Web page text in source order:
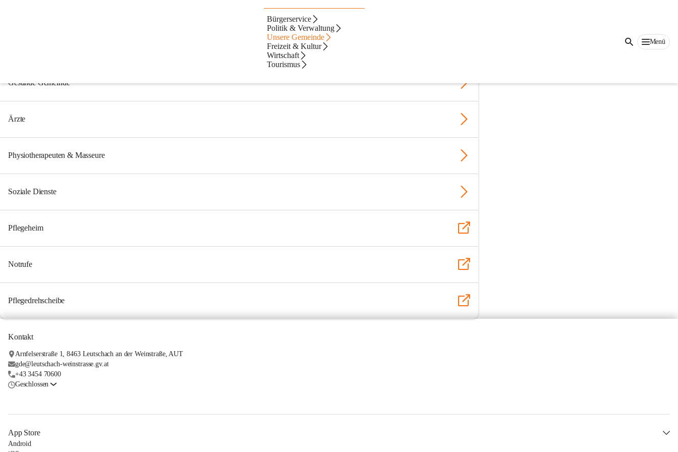
Bürgerservice
Politik & Verwaltung
Unsere Gemeinde
Freizeit & Kultur
Wirtschaft
Tourismus
Menü
Eine gesunde Gemeinde bezieht sich nicht nur auf das allgemeine Wohlbefinden jedes Einzelnen, sondern auch auf ein funktionierendes Miteinander
Die Förderung des Einzelnen wird bei uns ebenso groß geschrieben, wie der positive, soziale Kontakt zwischen allen Menschen.
Gesunde Gemeinde
Ärzte
Physiotherapeuten & Masseure
Soziale Dienste
Pflegeheim
Notrufe
Pflegedrehscheibe
Kontakt
Arnfelserstraße 1, 8463 Leutschach an der Weinstraße, AUT
gde@leutschach-weinstrasse.gv.at
+43 3454 70600
Geschlossen
App Store
Android